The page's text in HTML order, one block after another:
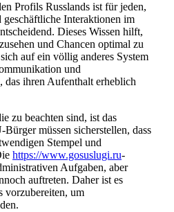
Profils Russlands ist für jeden,
geschäftliche Interaktionen im
Dieses Wissen hilft,
und Chancen optimal zu
auf ein völlig anderes System
und
das ihren Aufenthalt erheblich
zu beachten sind, ist das
müssen sicherstellen, dass
Stempel und
https://www.gosuslugi.ru-
Aufgaben, aber
auftreten. Daher ist es
vorzubereiten, um